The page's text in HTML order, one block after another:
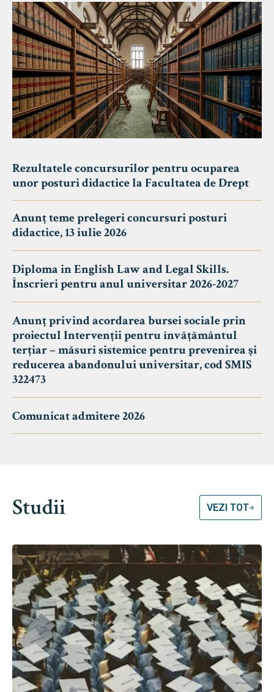
Rezultatele concursurilor pentru ocuparea
unor posturi didactice la Facultatea de Drept
Anunț teme prelegeri concursuri posturi
didactice, 13 iulie 2026
Diploma in English Law and Legal Skills.
Înscrieri pentru anul universitar 2026-2027
Anunț privind acordarea bursei sociale prin
proiectul Intervenții pentru învățământul
terțiar – măsuri sistemice pentru prevenirea și
reducerea abandonului universitar, cod SMIS
322473
Comunicat admitere 2026
Studii VEZI TOT